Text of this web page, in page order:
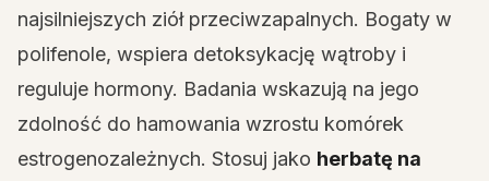
najsilniejszych ziół przeciwzapalnych. Bogaty w
polifenole, wspiera detoksykację wątroby i
reguluje hormony. Badania wskazują na jego
zdolność do hamowania wzrostu komórek
estrogenozależnych. Stosuj jako herbatę na